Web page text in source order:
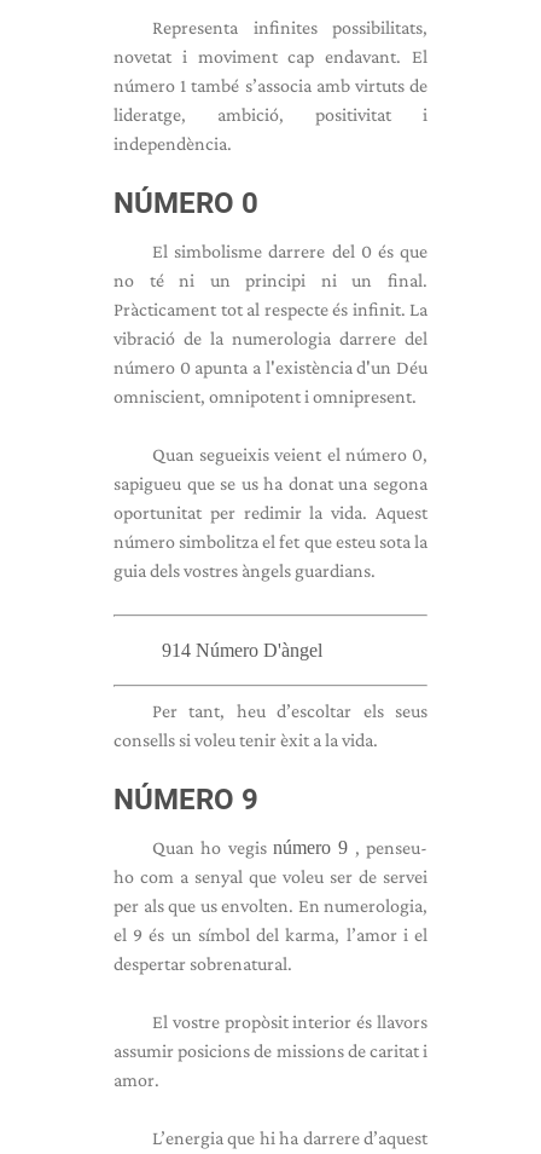
Representa infinites possibilitats,
novetat i moviment cap endavant. El
número 1 també s’associa amb virtuts de
lideratge, ambició, positivitat i
independència.
NÚMERO 0
El simbolisme darrere del 0 és que
no té ni un principi ni un final.
Pràcticament tot al respecte és infinit. La
vibració de la numerologia darrere del
número 0 apunta a l'existència d'un Déu
omniscient, omnipotent i omnipresent.
Quan segueixis veient el número 0,
sapigueu que se us ha donat una segona
oportunitat per redimir la vida. Aquest
número simbolitza el fet que esteu sota la
guia dels vostres àngels guardians.
914 Número D'àngel
Per tant, heu d’escoltar els seus
consells si voleu tenir èxit a la vida.
NÚMERO 9
Quan ho vegis número 9 , penseu-
ho com a senyal que voleu ser de servei
per als que us envolten. En numerologia,
el 9 és un símbol del karma, l’amor i el
despertar sobrenatural.
El vostre propòsit interior és llavors
assumir posicions de missions de caritat i
amor.
L’energia que hi ha darrere d’aquest